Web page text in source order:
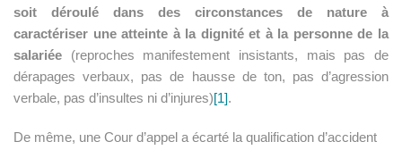
soit déroulé dans des circonstances de nature à
caractériser une atteinte à la dignité et à la personne de la
salariée (reproches manifestement insistants, mais pas de
dérapages verbaux, pas de hausse de ton, pas d’agression
verbale, pas d’insultes ni d’injures)[1].
De même, une Cour d’appel a écarté la qualification d’accident